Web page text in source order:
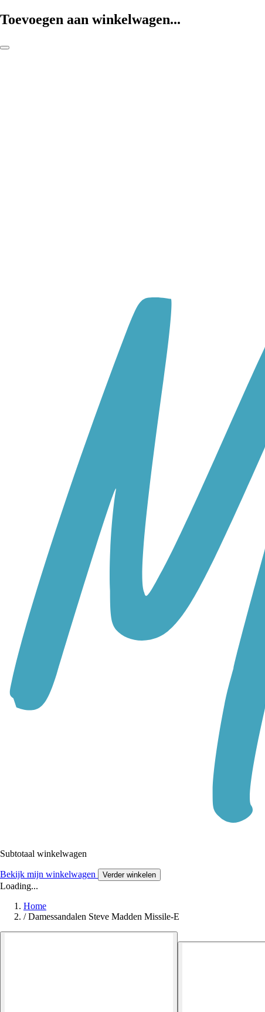
Toevoegen aan winkelwagen...
Subtotaal winkelwagen
Bekijk mijn winkelwagen Verder winkelen
Loading...
Home
/ Damessandalen Steve Madden Missile-E